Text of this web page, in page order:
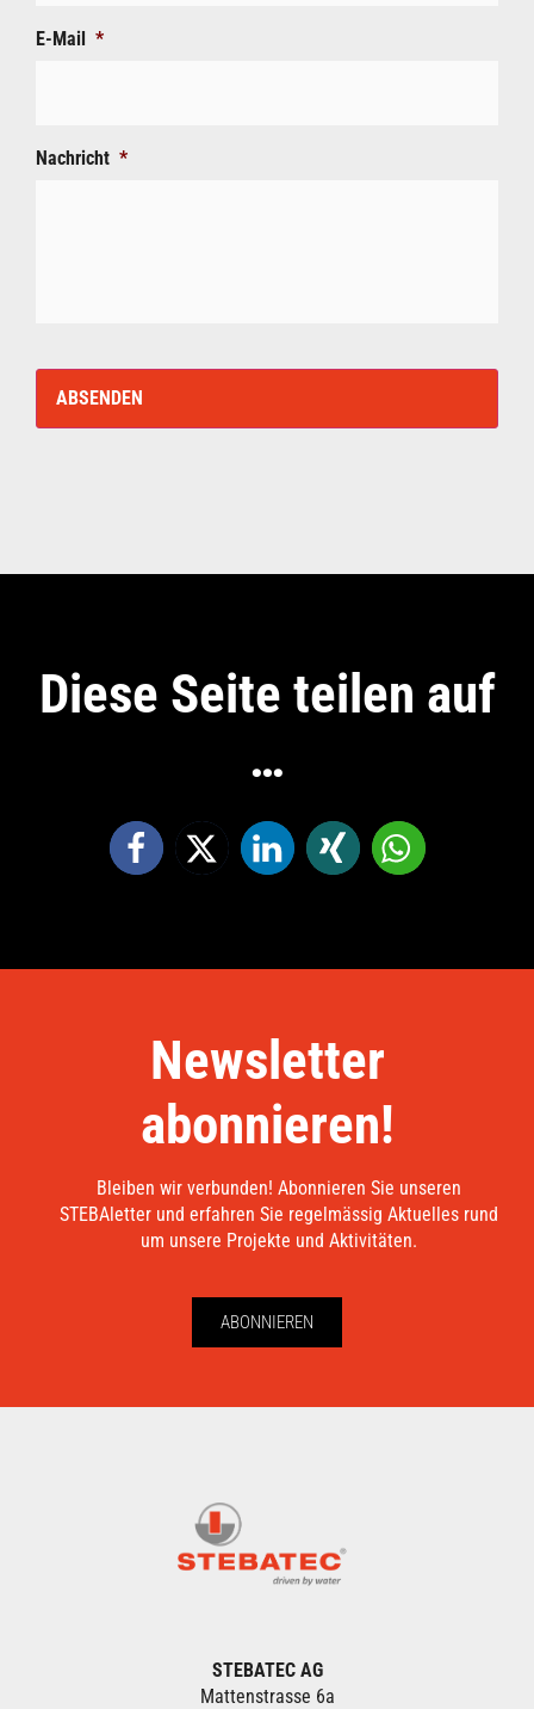
E-Mail *
Nachricht *
Diese Seite teilen auf
…
Newsletter
abonnieren!
Bleiben wir verbunden! Abonnieren Sie unseren
STEBAletter und erfahren Sie regelmässig Aktuelles rund
um unsere Projekte und Aktivitäten.
ABONNIEREN
STEBATEC AG
Mattenstrasse 6a